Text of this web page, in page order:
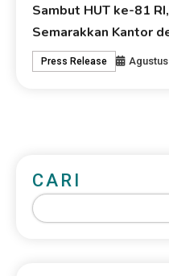
Sambut HUT ke-81
Semarakkan Kantor
Press Release
CARI